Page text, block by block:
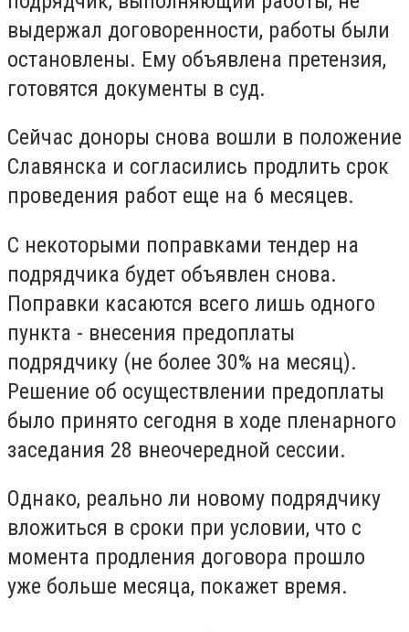
выдержал договоренности, работы были
остановлены. Ему объявлена претензия,
готовятся документы в суд.
Сейчас доноры снова вошли в положение
Славянска и согласились продлить срок
проведения работ еще на 6 месяцев.
С некоторыми поправками тендер на
подрядчика будет объявлен снова.
Поправки касаются всего лишь одного
пункта - внесения предоплаты
подрядчику (не более 30% на месяц).
Решение об осуществлении предоплаты
было принято сегодня в ходе пленарного
заседания 28 внеочередной сессии.
Однако, реально ли новому подрядчику
вложиться в сроки при условии, что с
момента продления договора прошло
уже больше месяца, покажет время.